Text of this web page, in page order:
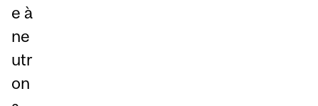
e à
ne
utr
on